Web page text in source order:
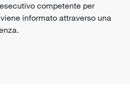
competente per
informato attraverso una